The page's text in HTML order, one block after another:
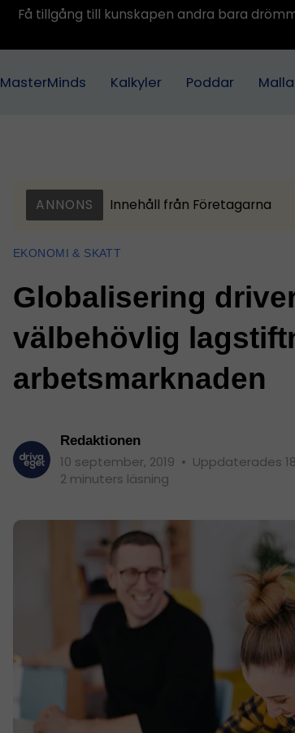
Få tillgång till kunskapen andra bara
MasterMinds Kalkyler Poddar
ANNONS Innehåll från Företagarna
EKONOMI & SKATT
Globalisering
välbehövlig
arbetsmarknaden
Redaktionen
10 september, 2019 • Uppdaterades
2 minuters läsning